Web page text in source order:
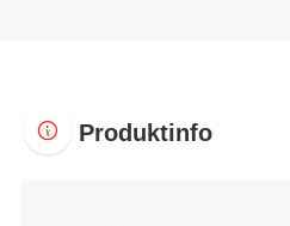
Produktinfo